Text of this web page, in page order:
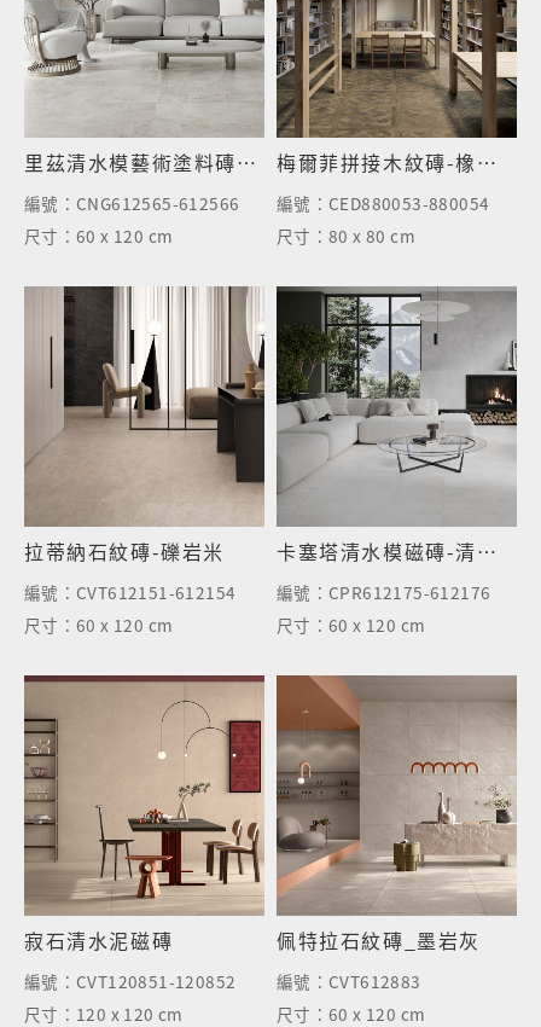
里茲清水模藝術塗料磚-半拋面
編號： CNG612565-612566
尺寸：60 x 120 cm
梅爾菲拼接木紋磚-橡木灰棕
編號： CED880053-880054
尺寸：80 x 80 cm
拉蒂納石紋磚-礫岩米
編號： CVT612151-612154
尺寸：60 x 120 cm
卡塞塔清水模磁磚-清水灰
編號： CPR612175-612176
尺寸：60 x 120 cm
寂石清水泥磁磚
編號： CVT120851-120852
尺寸： 120 x 120 cm
佩特拉石紋磚_墨岩灰
編號： CVT612883
尺寸：60 x 120 cm